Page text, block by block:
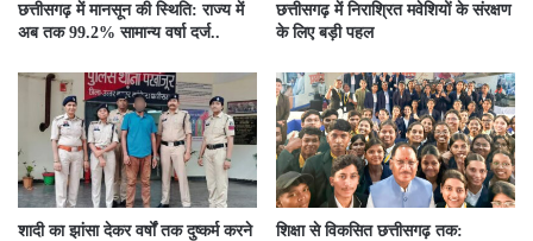
छत्तीसगढ़ में मानसून की स्थिति: राज्य में
अब तक 99.2% सामान्य वर्षा दर्ज..
छत्तीसगढ़ में निराश्रित मवेशियों के संरक्षण
के लिए बड़ी पहल
शादी का झांसा देकर वर्षों तक दुष्कर्म करने
शिक्षा से विकसित छत्तीसगढ़ तक: